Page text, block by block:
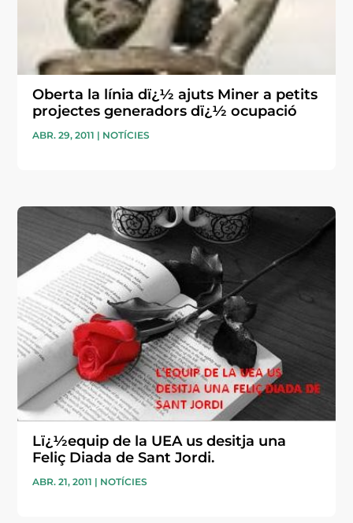
Oberta la línia dï¿½ ajuts Miner a petits
projectes generadors dï¿½ ocupació
ABR. 29, 2011 | NOTÍCIES
Lï¿½equip de la UEA us desitja una
Feliç Diada de Sant Jordi.
ABR. 21, 2011 | NOTÍCIES